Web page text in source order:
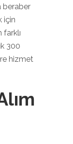
beraber
için
farklı
300
hizmet